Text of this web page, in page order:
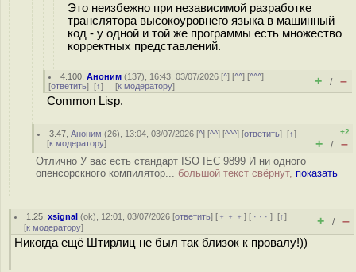
Это неизбежно при независимой разработке
транслятора высокоуровнего языка в машинный
код - у одной и той же программы есть множество
корректных представлений.
4.100 ,Аноним (137), 16:43, 03/07/2026 [^] [^^] [^^^]
[ответить] [↑] [к модератору] + / –
Common Lisp.
3.47 ,Аноним (26), 13:04, 03/07/2026 [^] [^^] [^^^] [ответить][↑]
[к модератору]
+2
+ / –
Отлично У вас есть стандарт ISO IEC 9899 И ни одного
опенсорскного компилятор... большой текст свёрнут, показать
1.25 ,xsignal (ok), 12:01, 03/07/2026 [ответить] [ ﹢﹢﹢] [ · · ·][↑]
[к модератору] + / –
Никогда ещё Штирлиц не был так близок к провалу!))